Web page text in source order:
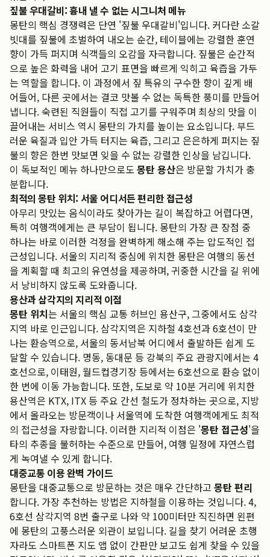
짚불 우대갈비: 흉내 낼 수 없는 시그니처 메뉴
몽탄의 핵심 경쟁력은 단연 '짚불 우대갈비'입니다. 커다란 소갈
빗대를 짚불에 초벌하여 내오는 순간, 테이블에는 강렬한 훈연
향이 가득 퍼지며 식객들의 오감을 자극합니다. 짚불은 순간적
으로 높은 화력을 내어 고기 표면을 빠르게 익히고 육즙을 가두
는 역할을 합니다. 이 과정에서 짚 특유의 구수한 향이 깊게 배
어들어, 다른 곳에서는 결코 맛볼 수 없는 독특한 풍미를 만들어
냅니다. 숙련된 직원들이 직접 고기를 구워주며 최상의 맛을 이
끌어내는 서비스 역시 몽탄의 가치를 높이는 요소입니다. 부드
러운 육질과 입안 가득 터지는 육즙, 그리고 은은하게 퍼지는 짚
불의 향은 한번 맛보면 잊을 수 없는 강렬한 인상을 남깁니다.
이 독보적인 메뉴 하나만으로도 몽탄 용산은 방문할 가치가 충
분합니다.
최적의 몽탄 위치: 서울 어디서든 편리한 접근성
아무리 맛있는 음식이라도 찾아가는 길이 복잡하고 어렵다면,
특히 여행객에게는 큰 부담이 됩니다. 몽탄의 가장 큰 장점 중
하나는 바로 이러한 걱정을 완벽하게 해소해 주는 압도적인 접
근성입니다. 서울의 지리적 중심에 위치한 몽탄은 여행의 동선
을 계획할 때 최고의 유연성을 제공하며, 귀중한 시간을 길 위에
서 낭비하지 않도록 도와줍니다.
용산과 삼각지의 지리적 이점
몽탄 위치는 서울의 핵심 교통 허브인 용산구, 그중에서도 삼각
지역 바로 인근입니다. 삼각지역은 지하철 4호선과 6호선이 만
나는 환승역으로, 서울의 동서남북 어디에서 출발하든 쉽게 도
달할 수 있습니다. 명동, 동대문 등 강북의 주요 관광지에서는 4
호선으로, 이태원, 월드컵경기장 등에서는 6호선으로 환승 없이
한 번에 이동 가능합니다. 또한, 도보로 약 10분 거리에 위치한
용산역은 KTX, ITX 등 주요 간선 철도가 정차하는 곳으로, 지방
에서 올라오는 방문객이나 서울역에 도착한 여행객에게도 최적
의 접근성을 자랑합니다. 이러한 지리적 이점은 '몽탄 접근성'을
타의 추종을 불허하는 수준으로 만들어, 여행 일정에 자연스럽
게 녹여낼 수 있게 합니다.
대중교통 이용 완벽 가이드
몽탄을 대중교통으로 방문하는 것은 매우 간단하고 몽탄 편리
합니다. 가장 추천하는 방법은 지하철을 이용하는 것입니다. 4,
6호선 삼각지역 8번 출구로 나와 약 100미터만 직진하면 왼편
에 몽탄의 고풍스러운 외관이 보입니다. 길을 찾기 어려운 초행
자라도 스마트폰 지도 앱 없이 간판만 보고도 쉽게 찾을 수 있을